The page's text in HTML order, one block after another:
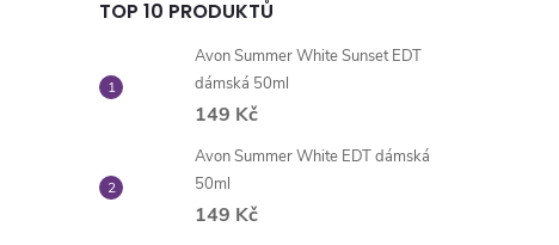
TOP 10 PRODUKTŮ
Avon Summer White Sunset EDT
dámská 50ml
149 Kč
Avon Summer White EDT dámská
50ml
149 Kč